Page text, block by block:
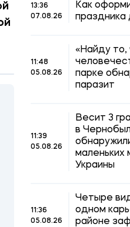
13:36
07.08.26
Как
праздника
11:48
05.08.26
«Найду то,
парке
паразит
11:39
05.08.26
Весит 3
в
маленьких
Украины
11:36
05.08.26
Четыре
одном
районе